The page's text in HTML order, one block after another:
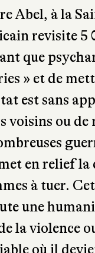
son
et avec elle
mais
Girard,
repose
Au travers de
Abel, à la
revisite 5
que
» et de
est sans
voisins ou